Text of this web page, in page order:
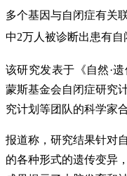
多个基因与自闭症有关
中2万人被诊断出患有自
该研究发表于《自然·
蒙斯基金会自闭症研究
究计划等团队的科学家
报道称，研究结果针对
的各种形式的遗传变异